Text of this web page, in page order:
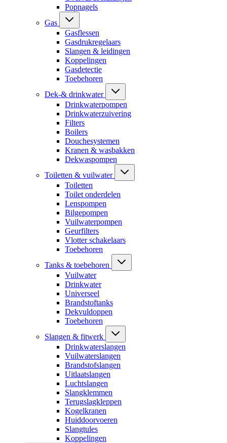
Popnagels
Gas
Gasflessen
Gasdrukregelaars
Slangen & leidingen
Koppelingen
Gasdetectie
Toebehoren
Dek-& drinkwater
Drinkwaterpompen
Drinkwaterzuivering
Filters
Boilers
Douchesystemen
Kranen & wasbakken
Dekwaspompen
Toiletten & vuilwater
Toiletten
Toilet onderdelen
Lenspompen
Bilgepompen
Vuilwaterpompen
Geurfilters
Vlotter schakelaars
Toebehoren
Tanks & toebehoren
Vuilwater
Drinkwater
Universeel
Brandstoftanks
Dekvuldoppen
Toebehoren
Slangen & fitwerk
Drinkwaterslangen
Vuilwaterslangen
Brandstofslangen
Uitlaatslangen
Luchtslangen
Slangklemmen
Terugslagkleppen
Kogelkranen
Huiddoorvoeren
Slangtules
Koppelingen